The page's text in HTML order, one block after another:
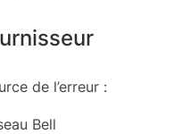
de l’erreur :
Bell